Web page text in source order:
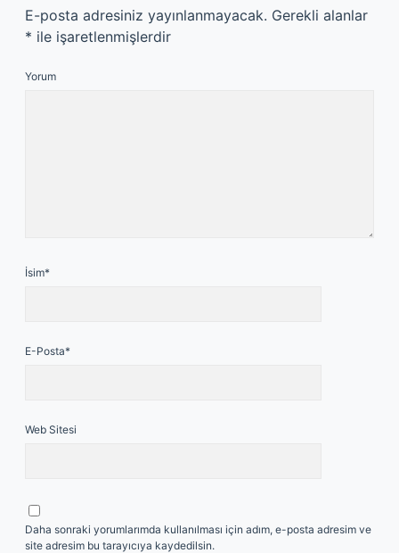
E-posta adresiniz yayınlanmayacak. Gerekli alanlar
* ile işaretlenmişlerdir
Yorum
İsim*
E-Posta*
Web Sitesi
Daha sonraki yorumlarımda kullanılması için adım, e-posta adresim ve
site adresim bu tarayıcıya kaydedilsin.